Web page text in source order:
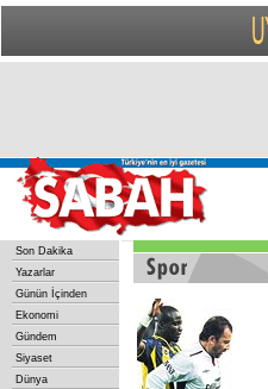
Son Dakika
Yazarlar
Günün İçinden
Ekonomi
Gündem
Siyaset
Dünya